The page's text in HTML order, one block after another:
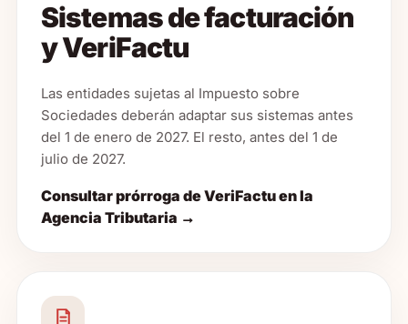
Sistemas de facturación
y VeriFactu
Las entidades sujetas al Impuesto sobre
Sociedades deberán adaptar sus sistemas antes
del 1 de enero de 2027. El resto, antes del 1 de
julio de 2027.
Consultar prórroga de VeriFactu en la
Agencia Tributaria →